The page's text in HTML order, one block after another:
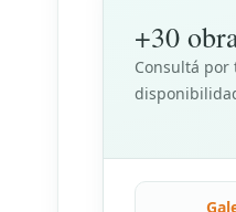
+30
Consultá